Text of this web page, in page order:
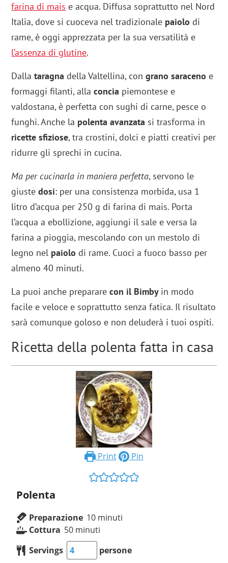
farina di mais e acqua. Diffusa soprattutto nel Nord
Italia, dove si cuoceva nel tradizionale paiolo di
rame, è oggi apprezzata per la sua versatilità e
l’assenza di glutine.
Dallataragna della Valtellina, congrano saraceno e
formaggi filanti, allaconcia piemontese e
valdostana, è perfetta con sughi di carne, pesce o
funghi. Anche la polenta avanzata si trasforma in
ricette sfiziose, tra crostini, dolci e piatti creativi per
ridurre gli sprechi in cucina.
Ma per cucinarla in maniera perfetta, servono le
giustedosi: per una consistenza morbida, usa 1
litro d’acqua per 250 g di farina di mais. Porta
l’acqua a ebollizione, aggiungi il sale e versa la
farina a pioggia, mescolando con un mestolo di
legno nel paiolo di rame. Cuoci a fuoco basso per
almeno 40 minuti.
La puoi anche prepararecon il Bimby in modo
facile e veloce e soprattutto senza fatica. Il risultato
sarà comunque goloso e non deluderà i tuoi ospiti.
Ricetta della polenta fatta in casa
Print Pin
Polenta
Preparazione 10 minuti
Cottura 50 minuti
Servings
persone